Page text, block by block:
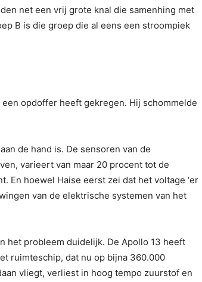
net een vrij grote knal die samenhing met
B is die groep die al eens een stroompiek
op­doffer heeft gekregen. Hij schommelde
de hand is. De sensoren van de
varieert van maar 20 procent tot de
En hoewel Haise eerst zei dat het voltage ‘er
van de elektrische systemen van het
het pro­bleem duidelijk. De Apollo 13 heeft
ruimteschip, dat nu op bijna 360.000
vliegt, verliest in hoog tempo zuurstof en